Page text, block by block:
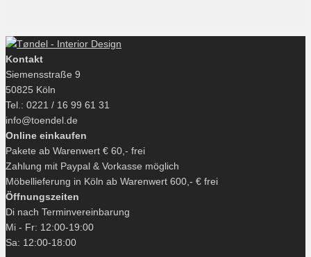
Kontakt
Siemensstraße 9
50825 Köln
Tel.: 0221 / 16 99 61 31
info@toendel.de
Online einkaufen
Pakete ab Warenwert € 60,- frei
Zahlung mit Paypal & Vorkasse möglich
Möbellieferung in Köln ab Warenwert 600,- € frei
Öffnungszeiten
Di nach Terminvereinbarung
Mi - Fr: 12:00-19:00
Sa: 12:00-18:00